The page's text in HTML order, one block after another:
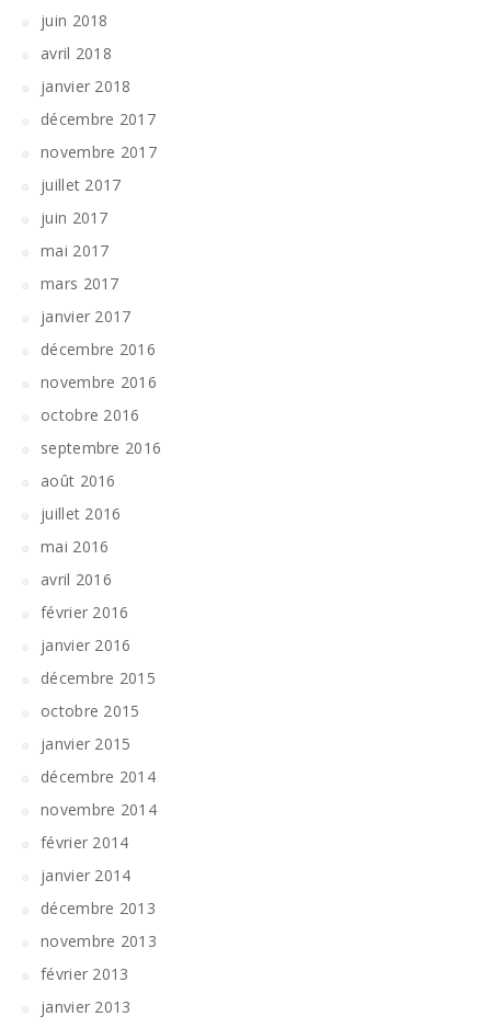
juin 2018
avril 2018
janvier 2018
décembre 2017
novembre 2017
juillet 2017
juin 2017
mai 2017
mars 2017
janvier 2017
décembre 2016
novembre 2016
octobre 2016
septembre 2016
août 2016
juillet 2016
mai 2016
avril 2016
février 2016
janvier 2016
décembre 2015
octobre 2015
janvier 2015
décembre 2014
novembre 2014
février 2014
janvier 2014
décembre 2013
novembre 2013
février 2013
janvier 2013